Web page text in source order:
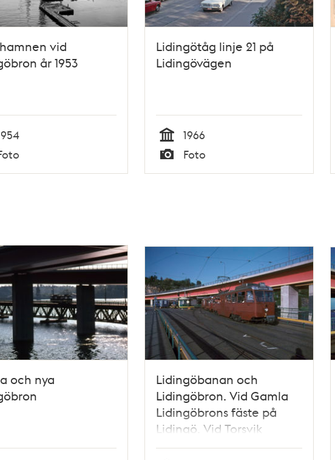
vid
år 1953
Lidingötåg linje 21 på
Lidingövägen
Tid
1966
Typ
Foto
och nya
Lidingöbanan och
Lidingöbron. Vid Gamla
Lidingöbrons fäste på
Lidingö. Vid Torsvik